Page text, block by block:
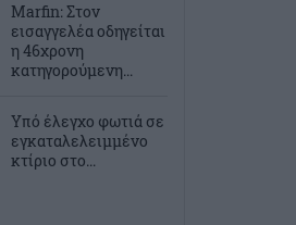
Marfin: Στον
εισαγγελέα οδηγείται
η 46χρονη
κατηγορούμενη...
Υπό έλεγχο φωτιά σε
εγκαταλελειμμένο
κτίριο στο...